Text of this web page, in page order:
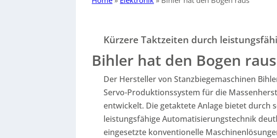
Kürzere Taktzeiten durch
Bihler hat den Bogen raus
Der Hersteller von Stanzbiegemaschinen
Servo-Produktionssystem für die
entwickelt. Die getaktete Anlage bietet durch
leistungsfähige Automatisierungstechnik
eingesetzte konventionelle